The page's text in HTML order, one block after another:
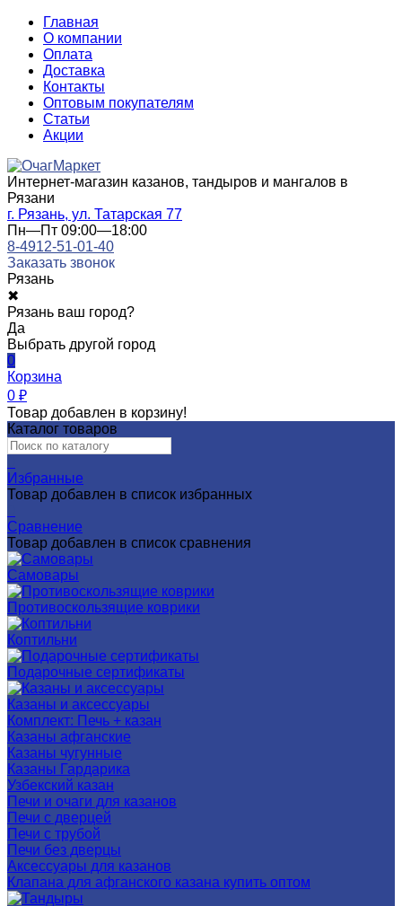
Главная
О компании
Оплата
Доставка
Контакты
Оптовым покупателям
Статьи
Акции
Интернет-магазин казанов, тандыров и мангалов в
Рязани
г. Рязань, ул. Татарская 77
Пн—Пт 09:00—18:00
8-4912-51-01-40
Заказать звонок
Рязань
✖
Рязань ваш город?
Да
Выбрать другой город
0
Корзина
0 ₽
Товар добавлен в корзину!
Каталог товаров
Избранные
Товар добавлен в список избранных
Сравнение
Товар добавлен в список сравнения
Самовары
Противоскользящие коврики
Коптильни
Подарочные сертификаты
Казаны и аксессуары
Комплект: Печь + казан
Казаны афганские
Казаны чугунные
Казаны Гардарика
Узбекский казан
Печи и очаги для казанов
Печи с дверцей
Печи с трубой
Печи без дверцы
Аксессуары для казанов
Клапана для афганского казана купить оптом